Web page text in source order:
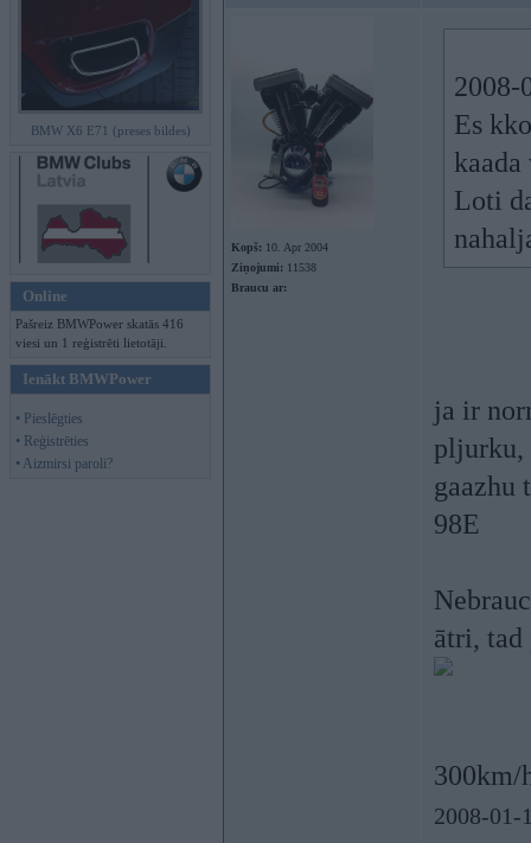
BMW X6 E71 (preses bildes)
Online
Pašreiz BMWPower skatās 416
viesi un 1 reģistrēti lietotāji.
Ienākt BMWPower
• Pieslēgties
• Reģistrēties
• Aizmirsi paroli?
Kopš: 10. Apr 2004
Ziņojumi: 11538
Braucu ar:
2008-
Es
kaada
Loti
ja ir
pljurku,
gaazhu
98E
ātri, tad
300km/
2008-01-